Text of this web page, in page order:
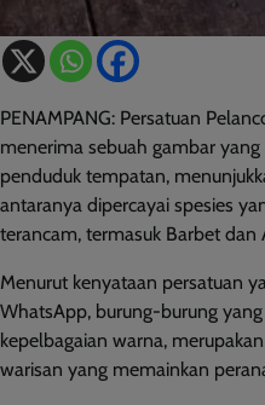
PENAMPANG: Persatuan
menerima sebuah gambar
penduduk tempatan,
antaranya dipercayai spesies
terancam, termasuk Barbet dan
Menurut kenyataan persatuan
WhatsApp, burung-burung
kepelbagaian warna,
warisan yang memainkan